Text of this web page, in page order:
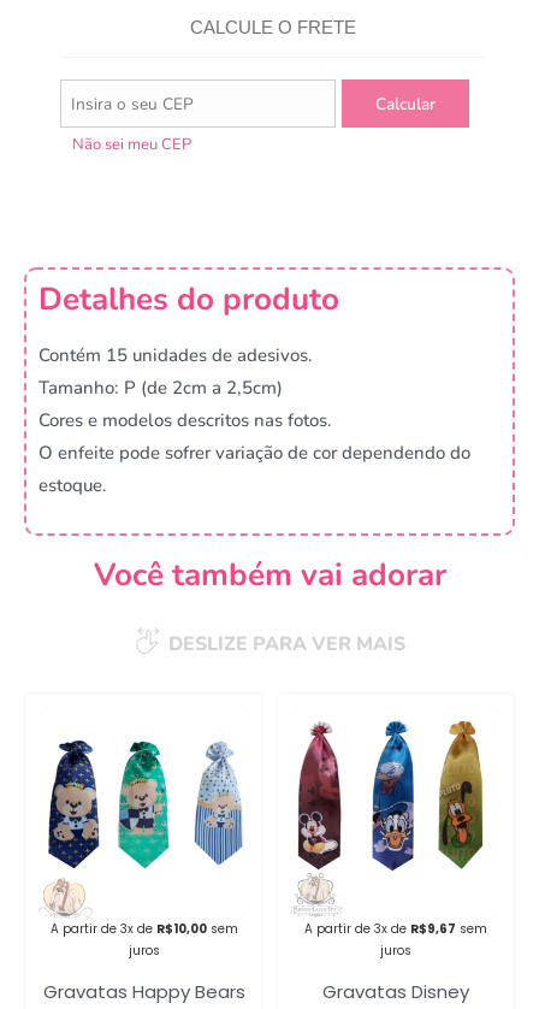
CALCULE O FRETE
Não sei meu CEP
Detalhes do produto
Contém 15 unidades de adesivos.
Tamanho: P (de 2cm a 2,5cm)
Cores e modelos descritos nas fotos.
O enfeite pode sofrer variação de cor dependendo do
estoque.
Você também vai adorar
DESLIZE PARA VER MAIS
A partir de 3x de R$10,00 sem
juros
Gravatas Happy Bears
A partir de 3x de R$9,67 sem
juros
Gravatas Disney